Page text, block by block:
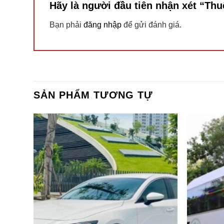
Hãy là người đầu tiên nhận xét
Bạn phải đăng nhập để gửi đánh giá.
SẢN PHẨM TƯƠNG TỰ